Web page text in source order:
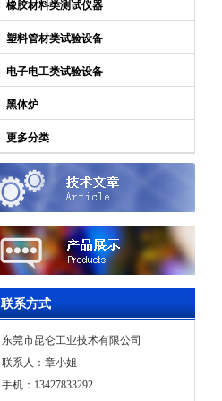
橡胶材料类测试仪器
塑料管材类试验设备
电子电工类试验设备
黑体炉
更多分类
联系方式
东莞市昆仑工业技术有限公司
联系人：章小姐
手机：13427833292